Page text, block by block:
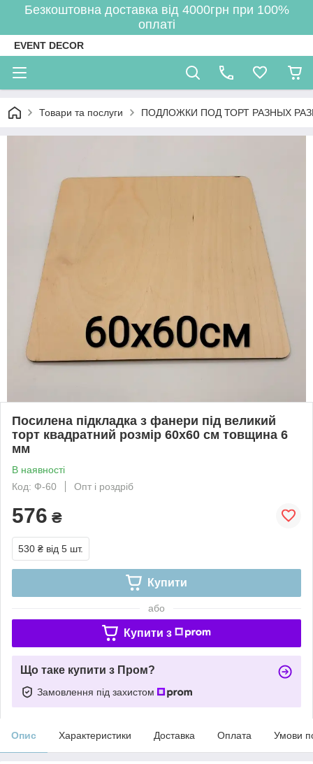
Безкоштовна доставка від 4000грн при 100%
оплаті
EVENT DECOR
Товари та послуги ПОДЛОЖКИ ПОД ТОРТ РАЗНЫХ
Посилена підкладка з фанери під великий
торт квадратний розмір 60х60 см товщина 6
мм
В наявності
Код: Ф-60
Опт і роздріб
576 ₴
530 ₴ від 5 шт.
Купити
або
Купити з
Що таке купити з Пром?
Замовлення під захистом
Опис Характеристики Доставка Оплата Умови